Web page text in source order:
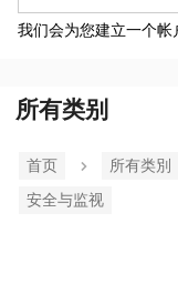
我们会为您建立一个帐
所有类别
首页 所有类別
安全与监视